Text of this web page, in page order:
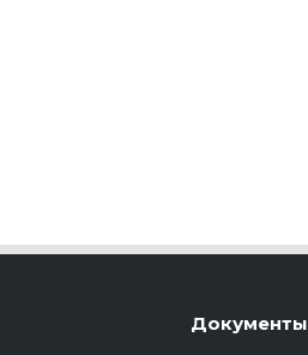
Документы